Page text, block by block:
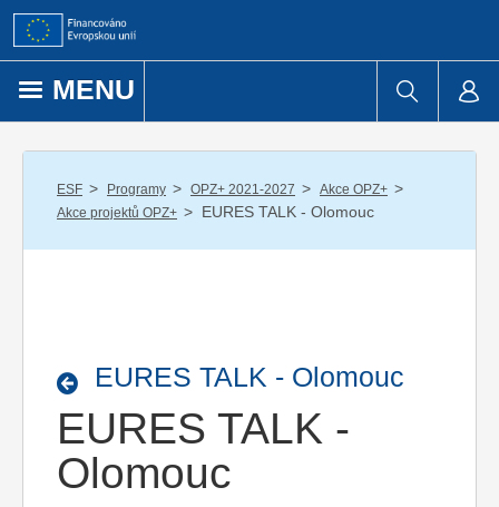
Přejít k obsahu
MENU
ESF / Programy / OPZ+ 2021-2027 / Akce OPZ+ /
Akce projektů OPZ+ / EURES TALK - Olomouc
EURES TALK - Olomouc
EURES TALK -
Olomouc